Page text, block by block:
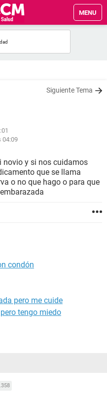
MENU
Siguiente Tema
04:09
novio y si nos cuidamos
que se llama
o no que hago o para que
condón
pero me cuide
tengo miedo